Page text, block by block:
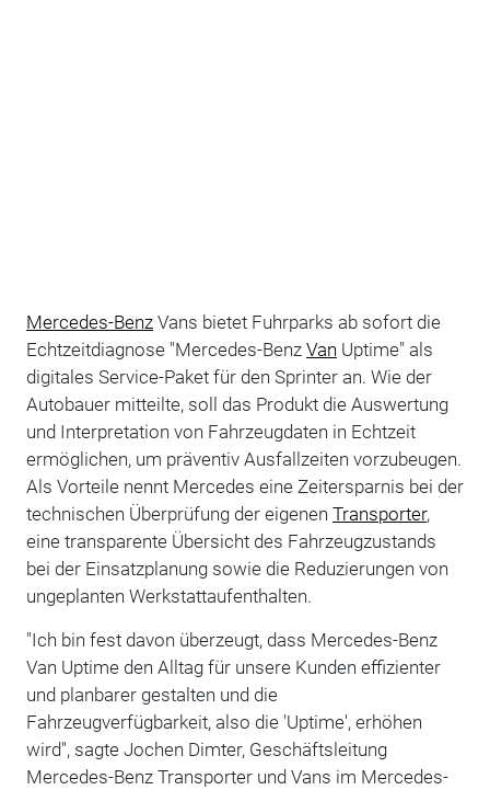
Mercedes-BenzVans bietet Fuhrparks ab sofort die
Echtzeitdiagnose "Mercedes-Benz Van Uptime" als
digitales Service-Paket für den Sprinter an. Wie der
Autobauer mitteilte, soll das Produkt die Auswertung
und Interpretation von Fahrzeugdaten in Echtzeit
ermöglichen, um präventiv Ausfallzeiten vorzubeugen.
Als Vorteile nennt Mercedes eine Zeitersparnis bei der
technischen Überprüfung der eigenen Transporter,
eine transparente Übersicht des Fahrzeugzustands
bei der Einsatzplanung sowie die Reduzierungen von
ungeplanten Werkstattaufenthalten.
"Ich bin fest davon überzeugt, dass Mercedes-Benz
Van Uptime den Alltag für unsere Kunden effizienter
und planbarer gestalten und die
Fahrzeugverfügbarkeit, also die 'Uptime', erhöhen
wird", sagte Jochen Dimter, Geschäftsleitung
Mercedes-Benz Transporter und Vans im Mercedes-